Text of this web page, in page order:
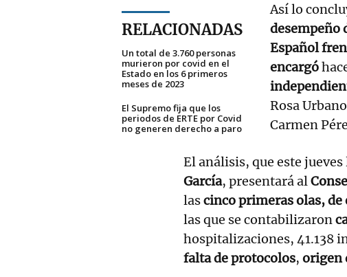
RELACIONADAS
Un total de 3.760 personas
murieron por covid en el
Estado en los 6 primeros
meses de 2023
El Supremo fija que los
periodos de ERTE por Covid
no generen derecho a paro
Así lo
desempeño
Español
encargó
Rosa
Carmen
El análisis, que este jueves
García, presentará al
lascinco primeras olas, de
las que se contabilizaron
hospitalizaciones, 41.138
falta de protocolos, origen